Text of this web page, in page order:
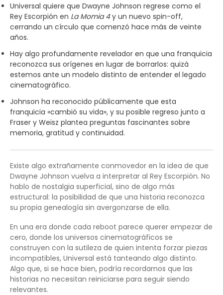
Universal quiere que Dwayne Johnson regrese como el
Rey Escorpión en La Momia 4y un nuevo spin-off,
cerrando un círculo que comenzó hace más de veinte
años.
Hay algo profundamente revelador en que una franquicia
reconozca sus orígenes en lugar de borrarlos: quizá
estemos ante un modelo distinto de entender el legado
cinematográfico.
Johnson ha reconocido públicamente que esta
franquicia «cambió su vida», y su posible regreso junto a
Fraser y Weisz plantea preguntas fascinantes sobre
memoria, gratitud y continuidad.
Existe algo extrañamente conmovedor en la idea de que
Dwayne Johnson vuelva a interpretar al Rey Escorpión. No
hablo de nostalgia superficial, sino de algo más
estructural: la posibilidad de que una historia reconozca
su propia genealogía sin avergonzarse de ella.
En una era donde cada reboot parece querer empezar de
cero, donde los universos cinematográficos se
construyen con la sutileza de quien intenta forzar piezas
incompatibles, Universal está tanteando algo distinto.
Algo que, si se hace bien, podría recordarnos que las
historias no necesitan reiniciarse para seguir siendo
relevantes.